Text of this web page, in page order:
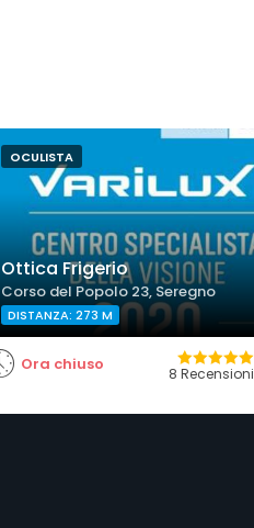
OCULISTA
Ottica Frigerio
Corso del Popolo 23, Seregno
DISTANZA: 273 M
Ora chiuso 8 Recensioni